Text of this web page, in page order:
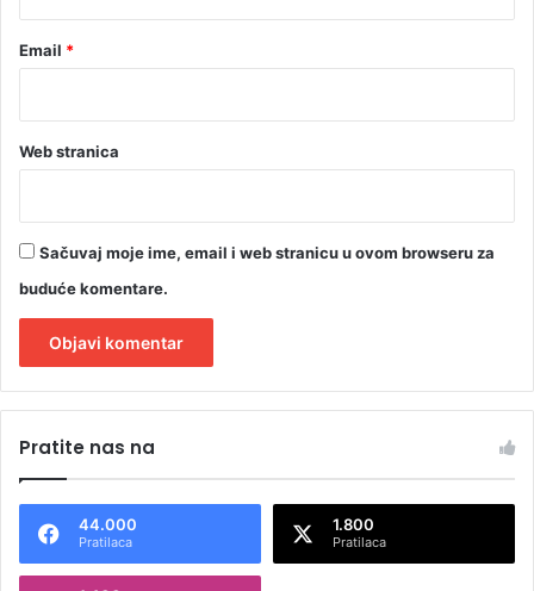
Email *
Web stranica
Sačuvaj moje ime, email i web stranicu u ovom browseru za
buduće komentare.
t
n
Pratite nas na
44.000
Pratilaca
1.800
Pratilaca